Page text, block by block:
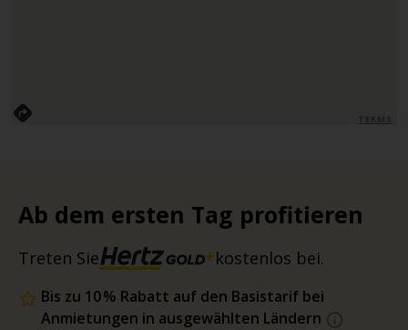
Ab dem ersten Tag profitieren
Treten Sie kostenlos bei.
Bis zu 10 % Rabatt auf den Basistarif bei
Anmietungen in ausgewählten Ländern